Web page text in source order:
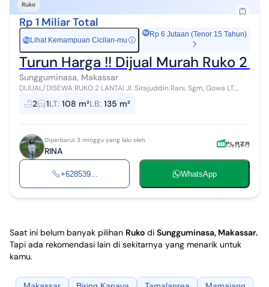
Ruko
Rp 1 Miliar Total
Rp Lihat Kemampuan Cicilan-mu ⓘ
Rp 6 Jutaan (Tenor 15 Tahun)
Turun Harga !! Dijual Murah Ruko 2
Sungguminasa, Makassar
DIJUAL/DISEWA RUKO 2 LANTAI Jl. Sirajuddin Rani, Sgm, Gowa LT.
4,5x24 LB. 4,5x15x 2Lantai Tingkat 2 KT. 1 KM.2 Listrik 1300 Air PAM
SHM Harga Jua...
2 1LT: 108 m²LB: 135 m²
Diperbarui 3 minggu yang lalu oleh
RINA
+628539... WhatsApp
Saat ini belum banyak pilihan Ruko di Sungguminasa, Makassar.
Tapi ada rekomendasi lain di sekitarnya yang menarik untuk
kamu.